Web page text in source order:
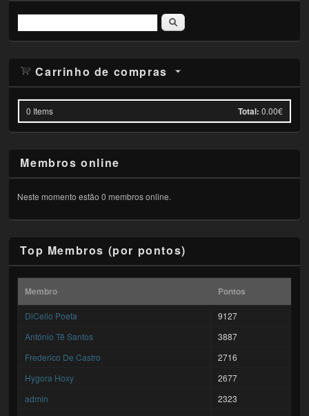
Pesquisar
Carrinho de compras
0 Items Total: 0.00€
Membros online
Neste momento estão 0 membros online.
Top Membros (por pontos)
Membro Pontos
DiCello Poeta
9127
António Tê Santos
3887
Frederico De Castro
2716
Hygora Hoxy
2677
admin
2323